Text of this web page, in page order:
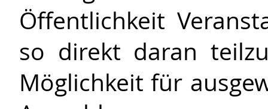
Öffentlichkeit
so direkt daran
Möglichkeit für